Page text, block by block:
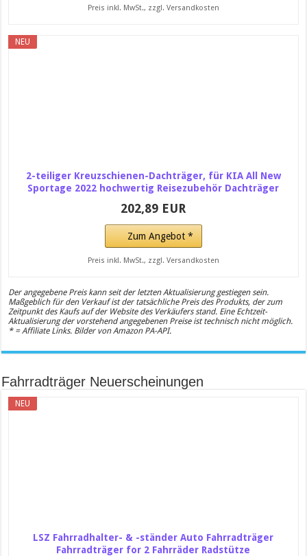
Preis inkl. MwSt., zzgl. Versandkosten
NEU
2-teiliger Kreuzschienen-Dachträger, für KIA All New
Sportage 2022 hochwertig Reisezubehör Dachträger
202,89 EUR
Zum Angebot *
Preis inkl. MwSt., zzgl. Versandkosten
Der angegebene Preis kann seit der letzten Aktualisierung gestiegen sein.
Maßgeblich für den Verkauf ist der tatsächliche Preis des Produkts, der zum
Zeitpunkt des Kaufs auf der Website des Verkäufers stand. Eine Echtzeit-
Aktualisierung der vorstehend angegebenen Preise ist technisch nicht möglich.
* = Affiliate Links. Bilder von Amazon PA-API.
Fahrradträger Neuerscheinungen
NEU
LSZ Fahrradhalter- & -ständer Auto Fahrradträger
Fahrradträger for 2 Fahrräder Radstütze